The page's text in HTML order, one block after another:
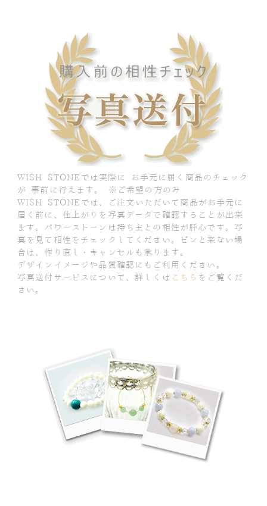
WISH STONEでは実際に お手元に届く商品のチェック
が 事前に行えます。 ※ご希望の方のみ
WISH STONEでは、ご注文いただいて商品がお手元に
届く前に、仕上がりを写真データで確認することが出来
ます。パワーストーンは持ち主との相性が肝心です。写
真を見て相性をチェックしてください。ピンと来ない場
合は、作り直し・キャンセルも承ります。
デザインイメージや品質確認にもご利用ください。
写真送付サービスについて、詳しくは こちら をご覧くだ
さい。